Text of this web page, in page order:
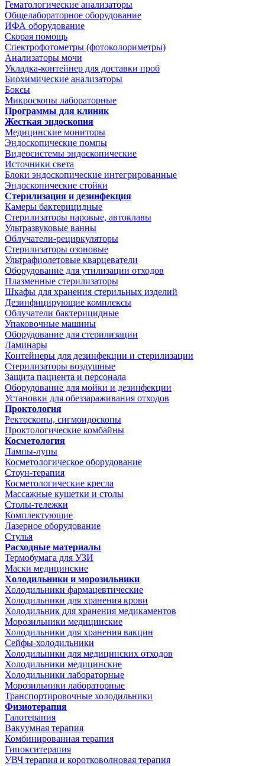
Гематологические анализаторы
Общелабораторное оборудование
ИФА оборудование
Скорая помощь
Спектрофотометры (фотоколориметры)
Анализаторы мочи
Укладка-контейнер для доставки проб
Биохимические анализаторы
Боксы
Микроскопы лабораторные
Программы для клиник
Жесткая эндоскопия
Медицинские мониторы
Эндоскопические помпы
Видеосистемы эндоскопические
Источники света
Блоки эндоскопические интегрированные
Эндоскопические стойки
Стерилизация и дезинфекция
Камеры бактерицидные
Стерилизаторы паровые, автоклавы
Ультразвуковые ванны
Облучатели-рециркуляторы
Стерилизаторы озоновые
Ультрафиолетовые кварцеватели
Оборудование для утилизации отходов
Плазменные стерилизаторы
Шкафы для хранения стерильных изделий
Дезинфицирующие комплексы
Облучатели бактерицидные
Упаковочные машины
Оборудование для стерилизации
Ламинары
Контейнеры для дезинфекции и стерилизации
Стерилизаторы воздушные
Защита пациента и персонала
Оборудование для мойки и дезинфекции
Установки для обеззараживания отходов
Проктология
Ректоскопы, сигмоидоскопы
Проктологические комбайны
Косметология
Лампы-лупы
Косметологическое оборудование
Стоун-терапия
Косметологические кресла
Массажные кушетки и столы
Столы-тележки
Комплектующие
Лазерное оборудование
Стулья
Расходные материалы
Термобумага для УЗИ
Маски медицинские
Холодильники и морозильники
Холодильники фармацевтические
Холодильники для хранения крови
Холодильник для хранения медикаментов
Морозильники медицинские
Холодильники для хранения вакцин
Сейфы-холодильники
Холодильники для медицинских отходов
Холодильники медицинские
Холодильники лабораторные
Морозильники лабораторные
Транспортировочные холодильники
Физиотерапия
Галотерапия
Вакуумная терапия
Комбинированная терапия
Гипокситерапия
УВЧ терапия и коротковолновая терапия